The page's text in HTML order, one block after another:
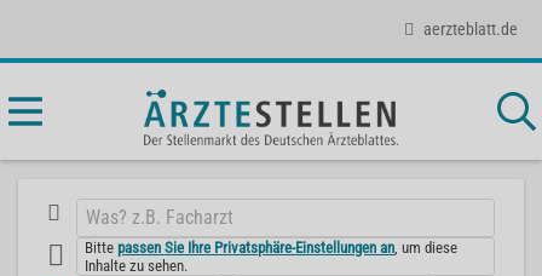
aerzteblatt.de
Bittepassen Sie Ihre Privatsphäre-Einstellungen an , um diese
Inhalte zu sehen.